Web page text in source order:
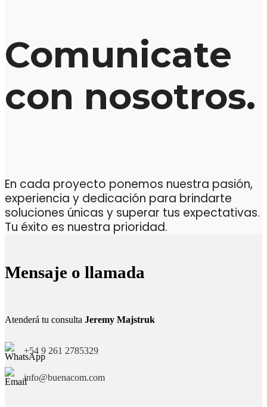
Comunicate
con nosotros.
En cada proyecto ponemos nuestra pasión,
experiencia y dedicación para brindarte
soluciones únicas y superar tus expectativas.
Tu éxito es nuestra prioridad.
Mensaje o llamada
Atenderá tu consulta Jeremy Majstruk
+54 9 261 2785329
info@buenacom.com